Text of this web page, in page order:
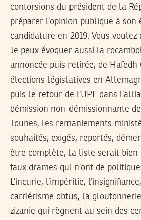
contorsions du président de la
préparer l’opinion publique à son
candidature en 2019. Vous voulez
Je peux évoquer aussi la
annoncée puis retirée, de Hafedh
élections législatives en
puis le retour de l’UPL dans
démission non-démissionnante
Tounes, les remaniements
souhaités, exigés, reportés,
être complète, la liste serait bien
faux drames qui n’ont de
L’incurie, l’impéritie,
carriérisme obtus, la
zizanie qui règnent au sein des